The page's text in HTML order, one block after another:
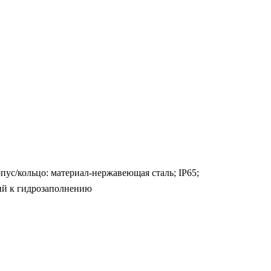
кольцо: материал-нержавеющая сталь; IP65;
к гидрозаполнению